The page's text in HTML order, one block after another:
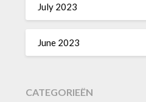
July 2023
June 2023
CATEGORIEËN